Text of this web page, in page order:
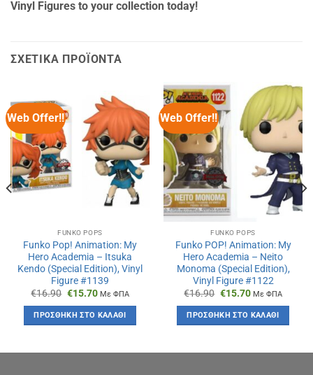
Vinyl Figures to your collection today!
ΣΧΕΤΙΚΆ ΠΡΟΪΌΝΤΑ
Web Offer!!
FUNKO POPS
Funko Pop! Animation: My
Hero Academia – Itsuka
Kendo (Special Edition), Vinyl
Figure #1139
€16.90 Original
was:
€16.90.
€15.70Η
τιμή
είναι:
€15.70.
Με ΦΠΑ
ΠΡΟΣΘΉΚΗ ΣΤΟ ΚΑΛΆΘΙ
Web Offer!!
FUNKO POPS
Funko POP! Animation: My
Hero Academia – Neito
Monoma (Special Edition),
Vinyl Figure #1122
€16.90 Original
was:
€16.90.
€15.70Η
τιμή
είναι:
€15.70.
Με ΦΠΑ
ΠΡΟΣΘΉΚΗ ΣΤΟ ΚΑΛΆΘΙ